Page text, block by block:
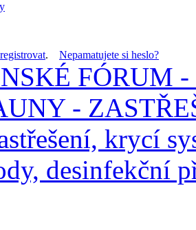
registrovat. Nepamatujete si heslo?
FÓRUM
-
krycí
desinfekční